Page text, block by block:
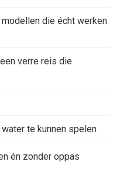
die écht werken
verre reis die
te kunnen spelen
én zonder oppas